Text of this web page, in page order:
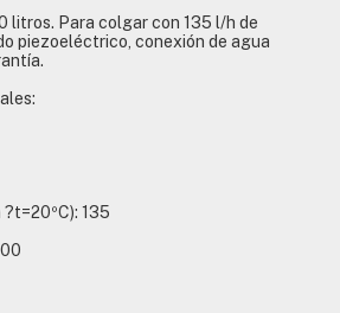
litros. Para colgar con 135 l/h de
piezoeléctrico, conexión de agua
135